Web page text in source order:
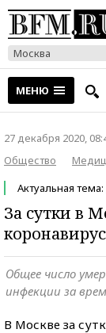
Москва
МЕНЮ
27 декабря 2020,
Общество
Актуальная тема:
За сутки в
Общее число
инфекции за
В Москве за